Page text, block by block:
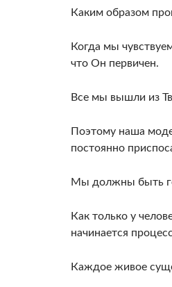
Каким образом
Когда мы
что Он первичен.
Все мы вышли из
Поэтому наша
постоянно
Мы должны быть
Как только у
начинается
Каждое живое